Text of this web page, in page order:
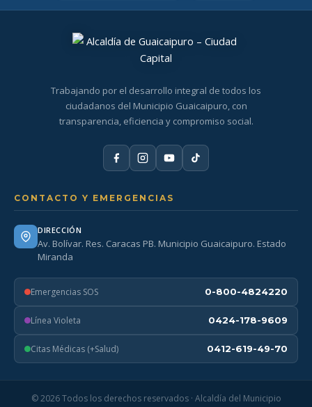
Trabajando por el desarrollo integral de todos los
ciudadanos del Municipio Guaicaipuro, con
transparencia, eficiencia y compromiso social.
CONTACTO Y EMERGENCIAS
DIRECCIÓN
Av. Bolívar. Res. Caracas PB. Municipio Guaicaipuro. Estado
Miranda
Emergencias SOS 0-800-4824220
Línea Violeta 0424-178-9609
Citas Médicas (+Salud) 0412-619-49-70
© 2026 Todos los derechos reservados · Alcaldía del Municipio